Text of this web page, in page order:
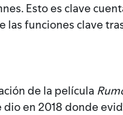
Esto es clave
funciones clave
de la película
en 2018 donde